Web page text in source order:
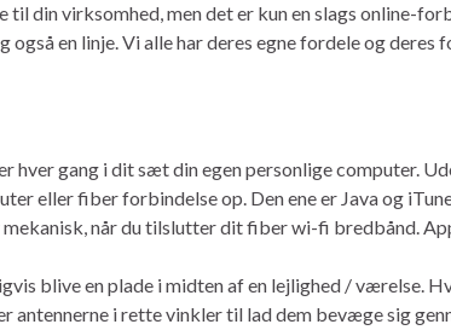
din virksomhed, men det er kun en slags online-
en linje. Vi alle har deres egne fordele og deres
hver gang i dit sæt din egen personlige computer.
eller fiber forbindelse op. Den ene er Java og
når du tilslutter dit fiber wi-fi bredbånd.
blive en plade i midten af ​​en lejlighed / værelse.
i rette vinkler til lad dem bevæge sig